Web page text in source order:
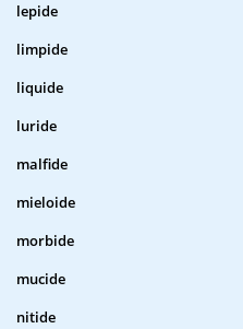
lepide
limpide
liquide
luride
malfide
mieloide
morbide
mucide
nitide